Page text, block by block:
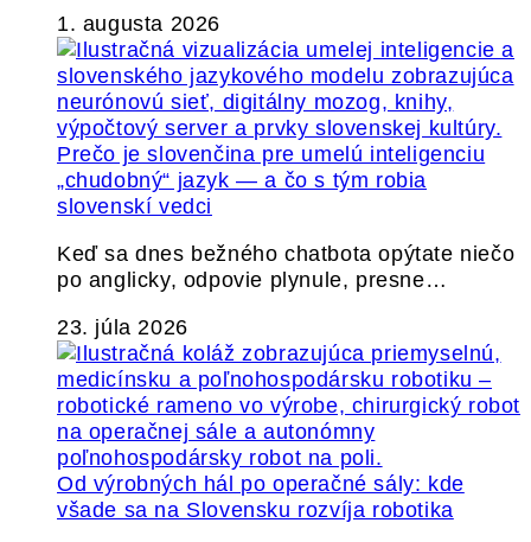
1. augusta 2026
Prečo je slovenčina pre umelú inteligenciu
„chudobný“ jazyk — a čo s tým robia
slovenskí vedci
Keď sa dnes bežného chatbota opýtate niečo
po anglicky, odpovie plynule, presne…
23. júla 2026
Od výrobných hál po operačné sály: kde
všade sa na Slovensku rozvíja robotika